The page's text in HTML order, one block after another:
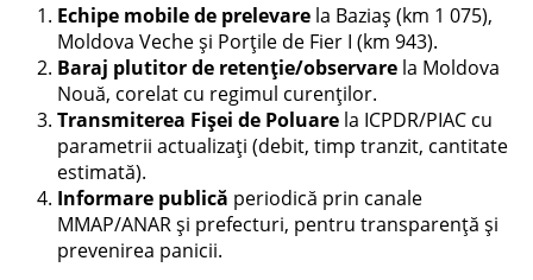
Echipe mobile de prelevare la Baziaș (km 1 075),
Moldova Veche și Porțile de Fier I (km 943).
Baraj plutitor de retenție/observare la Moldova
Nouă, corelat cu regimul curenților.
Transmiterea Fișei de Poluare la ICPDR/PIAC cu
parametrii actualizați (debit, timp tranzit, cantitate
estimată).
Informare publică periodică prin canale
MMAP/ANAR și prefecturi, pentru transparență și
prevenirea panicii.